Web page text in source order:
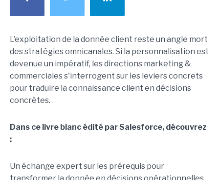
L’exploitation de la donnée client reste un angle mort
des stratégies omnicanales. Si la personnalisation est
devenue un impératif, les directions marketing &
commerciales s'interrogent sur les leviers concrets
pour traduire la connaissance client en décisions
concrètes.
Dans ce livre blanc édité par Salesforce, découvrez
:
Un échange expert sur les prérequis pour